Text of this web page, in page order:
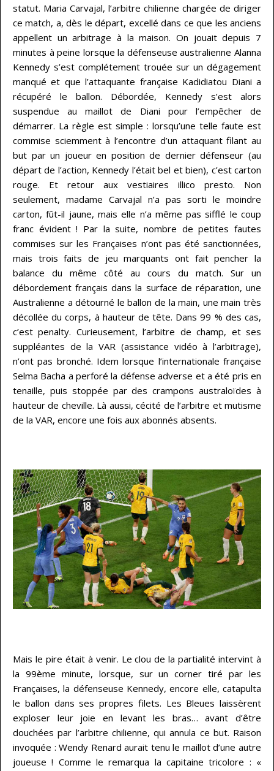
statut. Maria Carvajal, l’arbitre chilienne chargée de diriger
ce match, a, dès le départ, excellé dans ce que les anciens
appellent un arbitrage à la maison. On jouait depuis 7
minutes à peine lorsque la défenseuse australienne Alanna
Kennedy s’est complétement trouée sur un dégagement
manqué et que l’attaquante française Kadidiatou Diani a
récupéré le ballon. Débordée, Kennedy s’est alors
suspendue au maillot de Diani pour l’empêcher de
démarrer. La règle est simple : lorsqu’une telle faute est
commise sciemment à l’encontre d’un attaquant filant au
but par un joueur en position de dernier défenseur (au
départ de l’action, Kennedy l’était bel et bien), c’est carton
rouge. Et retour aux vestiaires illico presto. Non
seulement, madame Carvajal n’a pas sorti le moindre
carton, fût-il jaune, mais elle n’a même pas sifflé le coup
franc évident ! Par la suite, nombre de petites fautes
commises sur les Françaises n’ont pas été sanctionnées,
mais trois faits de jeu marquants ont fait pencher la
balance du même côté au cours du match. Sur un
débordement français dans la surface de réparation, une
Australienne a détourné le ballon de la main, une main très
décollée du corps, à hauteur de tête. Dans 99 % des cas,
c’est penalty. Curieusement, l’arbitre de champ, et ses
suppléantes de la VAR (assistance vidéo à l’arbitrage),
n’ont pas bronché. Idem lorsque l’internationale française
Selma Bacha a perforé la défense adverse et a été pris en
tenaille, puis stoppée par des crampons australoïdes à
hauteur de cheville. Là aussi, cécité de l’arbitre et mutisme
de la VAR, encore une fois aux abonnés absents.
Mais le pire était à venir. Le clou de la partialité intervint à
la 99ème minute, lorsque, sur un corner tiré par les
Françaises, la défenseuse Kennedy, encore elle, catapulta
le ballon dans ses propres filets. Les Bleues laissèrent
exploser leur joie en levant les bras… avant d’être
douchées par l’arbitre chilienne, qui annula ce but. Raison
invoquée : Wendy Renard aurait tenu le maillot d’une autre
joueuse ! Comme le remarqua la capitaine tricolore : «